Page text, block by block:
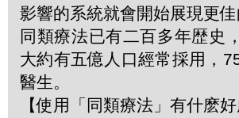
影響的系統就會開始展現更
同類療法已有二百多年歴史
大約有五億人口經常採用，
醫生。
【使用「同類療法」有什麽好